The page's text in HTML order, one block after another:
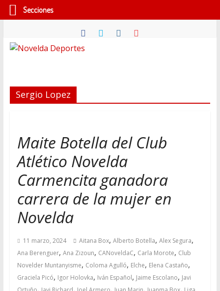
contenidoNovelda
Deportes
deporte
Sergio Lopez
Maite Botella del Club
Atlético Novelda
Carmencita ganadora
carrera de la mujer en
Novelda
11 marzo, 2024 Aitana Box, Alberto Botella, Alex Segura,
Ana Berenguer, Ana Zizoun, CANoveldaC, Carla Morote, Club
Novelder Muntanyisme, Coloma Agulló, Elche, Elena Castaño,
Graciela Picó, Igor Holovka, Iván Español, Jaime Escolano, Javi
Secciones